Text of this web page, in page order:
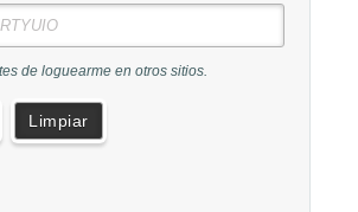
de loguearme en otros sitios.